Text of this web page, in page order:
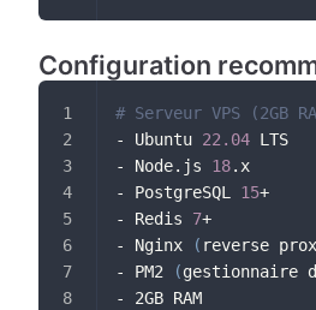
Configuration
# Serveur VPS (2GB
- Ubuntu 22.04 LTS
- Node.js 18.x
- PostgreSQL 15+
- Redis 7+
- Nginx
( reverse
- PM2
(gestionnaire
- 2GB RAM